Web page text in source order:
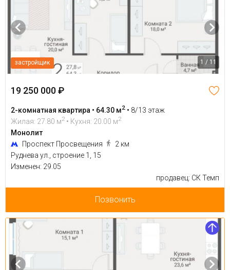
застройщик 1 / 11
19 250 000 ₽
2-комнатная квартира • 64.30 м2 • 8/13 этаж
Жилая: 27.80 м2 • Кухня: 20.00 м2
Монолит
Проспект Просвещения
2 км
Руднева ул., строение 1, 15
Изменен: 29.05
продавец: СК Темп
Позвонить